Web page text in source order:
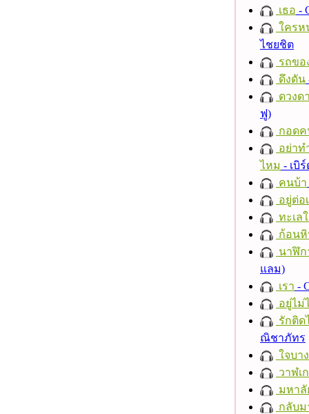
เธอ -
ใครห
ไชยชิต
รถขอ
ดึงดัน
ดวงด
ฟู)
กอดค
อย่าท
ไหม - เบิ
คนบ้า
อยู่ต่อ
ทะเล
ก้อน
นาฬิก
แลม)
เรา -
อยู่ไม่
รักติด
ณิชาภัทร
ใจบาง
วาฬเ
มหาลั
กลับม